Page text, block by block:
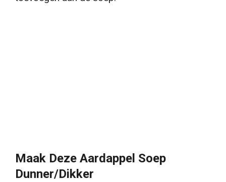
Maak Deze Aardappel Soep
Dunner/Dikker